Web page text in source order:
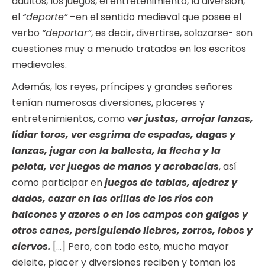
el “deporte”–en el sentido medieval que posee el
verbo “deportar”, es decir, divertirse, solazarse- son
cuestiones muy a menudo tratados en los escritos
medievales.
Además, los reyes, príncipes y grandes señores
tenían numerosas diversiones, placeres y
entretenimientos, como ver justas, arrojar lanzas,
lidiar toros, ver esgrima de espadas, dagas y
lanzas, jugar con la ballesta, la flecha y la
pelota, ver juegos de manos y acrobacias, así
como participar enjuegos de tablas, ajedrez y
dados, cazar en las orillas de los ríos con
halcones y azores o en los campos con galgos y
otros canes, persiguiendo liebres, zorros, lobos y
ciervos. […] Pero, con todo esto, mucho mayor
deleite, placer y diversiones reciben y toman los